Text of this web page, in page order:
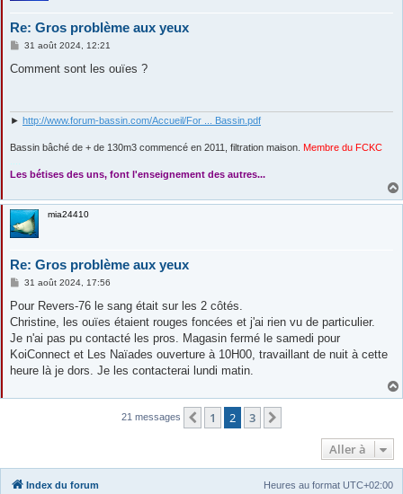
Re: Gros problème aux yeux
M
s
31 août 2024, 12:21
Comment sont les ouïes ?
► http://www.forum-bassin.com/Accueil/For ... Bassin.pdf
Bassin bâché de + de 130m3 commencé en 2011, filtration maison. Membre du FCKC
Les bétises des uns, font l'enseignement des autres...
mia24410
Re: Gros problème aux yeux
M
s
a
g
31 août 2024, 17:56
Pour Revers-76 le sang était sur les 2 côtés.
Christine, les ouïes étaient rouges foncées et j'ai rien vu de particulier.
Je n'ai pas pu contacté les pros. Magasin fermé le samedi pour
KoiConnect et Les Naïades ouverture à 10H00, travaillant de nuit à cette
heure là je dors. Je les contacterai lundi matin.
21 messages Précédente
1 2 3
Aller à
Index du forum Heures au format UTC+02:00